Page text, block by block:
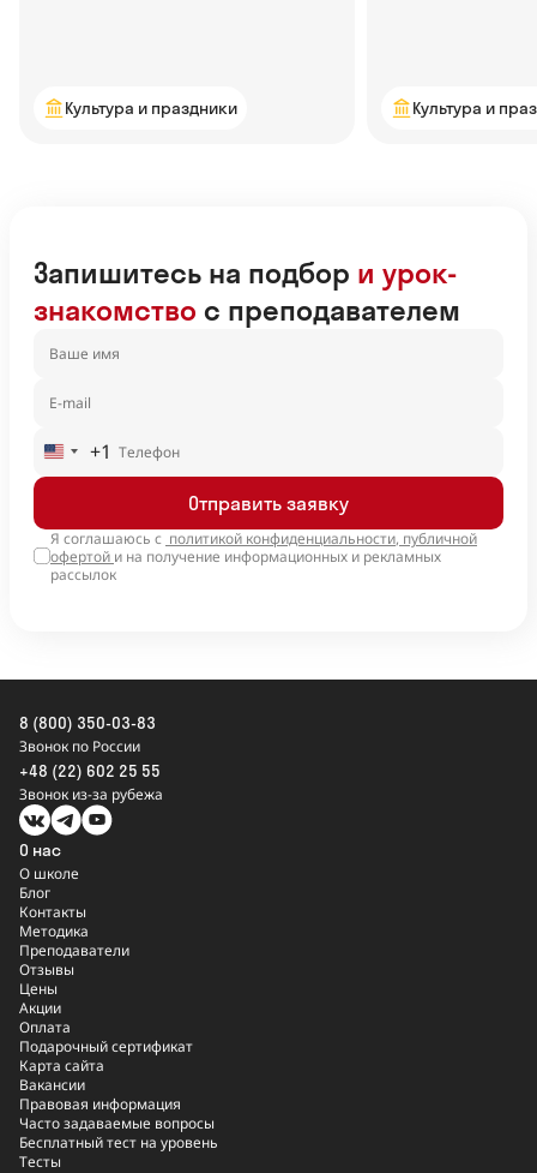
Культура и праздники Культура и
Запишитесь на подбор и урок-
знакомство с преподавателем
United
States
+1
Отправить заявку
Я соглашаюсь с политикой конфиденциальности, публичной
офертой и на получение информационных и рекламных
рассылок
8 (800) 350-03-83
Звонок по России
+48 (22) 602 25 55
Звонок из-за рубежа
О нас
О школе
Блог
Контакты
Методика
Преподаватели
Отзывы
Цены
Акции
Оплата
Подарочный сертификат
Карта сайта
Вакансии
Правовая информация
Часто задаваемые вопросы
Бесплатный тест на уровень
Тесты